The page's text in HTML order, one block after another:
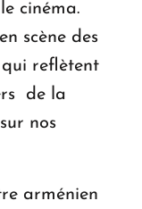
cinéma.
scène des
qui reflètent
de la
nos
arménien